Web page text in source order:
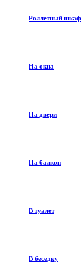
Роллетный шкаф
На окна
На двери
На балкон
В туалет
В беседку